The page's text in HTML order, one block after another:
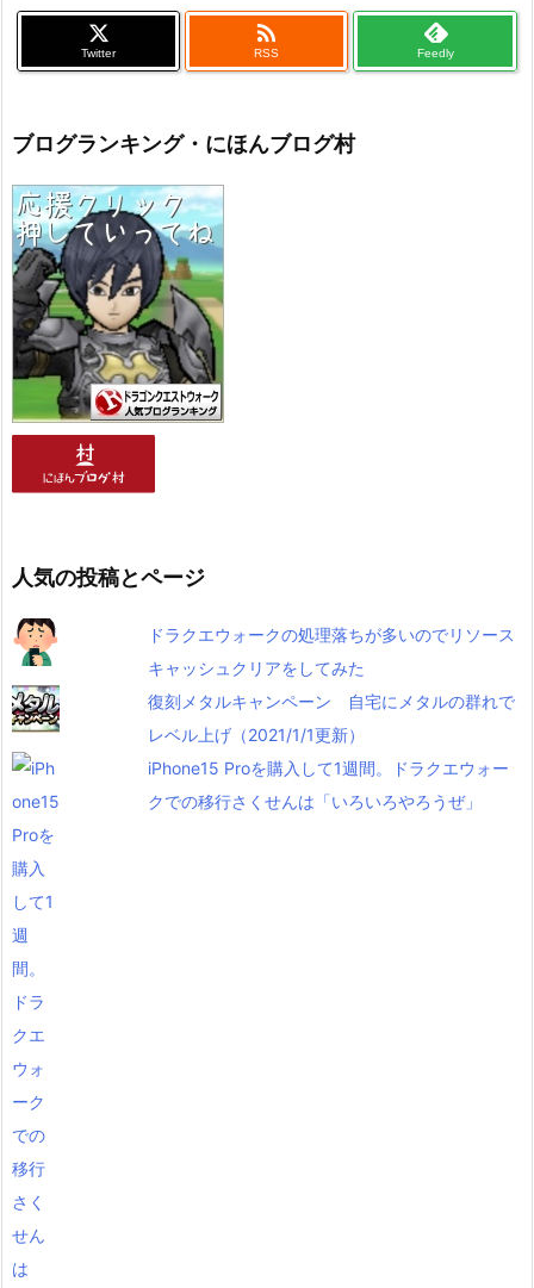
Twitter

RSS Feedly
ブログランキング・にほんブログ村
人気の投稿とページ
ドラクエウォークの処理落ちが多いのでリソース
キャッシュクリアをしてみた
復刻メタルキャンペーン 自宅にメタルの群れで
レベル上げ（2021/1/1更新）
iPhone15 Proを購入して1週間。ドラクエウォー
クでの移行さくせんは「いろいろやろうぜ」